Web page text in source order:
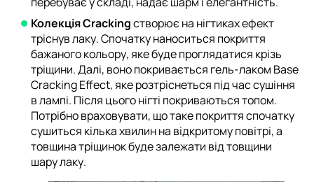
Колекція Crackingстворює на нігтиках ефект
тріснув лаку. Спочатку наноситься покриття
бажаного кольору, яке буде проглядатися крізь
тріщини. Далі, воно покривається гель-лаком Base
Cracking Effect, яке розтріснеться під час сушіння
в лампі. Після цього нігті покриваються топом.
Потрібно враховувати, що таке покриття спочатку
сушиться кілька хвилин на відкритому повітрі, а
товщина тріщинок буде залежати від товщини
шару лаку.